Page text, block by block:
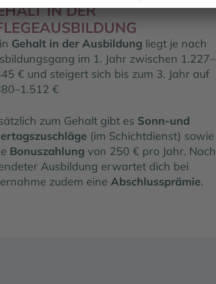
IN DER
Gehalt in der Ausbildung liegt je nach
im 1. Jahr zwischen 1.227–
€ und steigert sich bis zum 3. Jahr auf
€
zum Gehalt gibt es Sonn-und
(im Schichtdienst) sowie
Bonuszahlung von 250 € pro Jahr. Nach
Ausbildung erwartet dich bei
zudem eine Abschlussprämie.